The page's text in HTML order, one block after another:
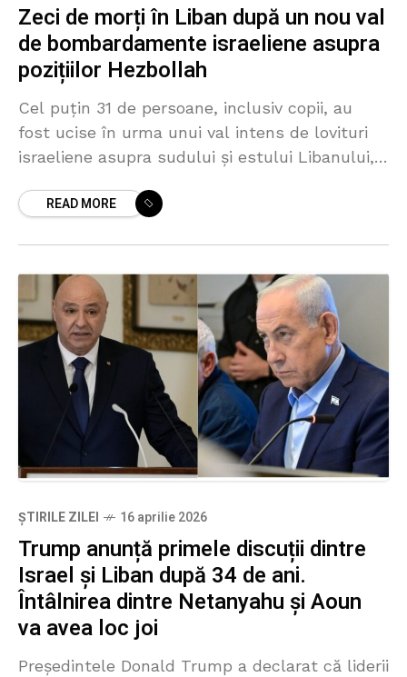
Zeci de morți în Liban după un nou val
de bombardamente israeliene asupra
pozițiilor Hezbollah
Cel puțin 31 de persoane, inclusiv copii, au
fost ucise în urma unui val intens de lovituri
israeliene asupra sudului și estului Libanului,
Netanyahu a
READ MORE
ȘTIRILE ZILEI 16 aprilie 2026
Trump anunță primele discuții dintre
Israel și Liban după 34 de ani.
Întâlnirea dintre Netanyahu și Aoun
va avea loc joi
Președintele Donald Trump a declarat că liderii